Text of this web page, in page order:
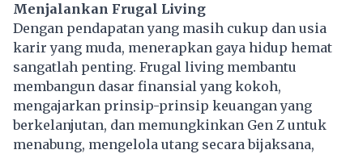
Menjalankan Frugal Living
Dengan pendapatan yang masih cukup dan usia
karir yang muda, menerapkan gaya hidup hemat
sangatlah penting. Frugal living membantu
membangun dasar finansial yang kokoh,
mengajarkan prinsip-prinsip keuanganyang
berkelanjutan, dan memungkinkan Gen Z untuk
menabung, mengelola utang secara bijaksana,